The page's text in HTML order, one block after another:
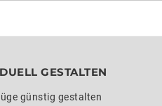
GESTALTEN
günstig gestalten